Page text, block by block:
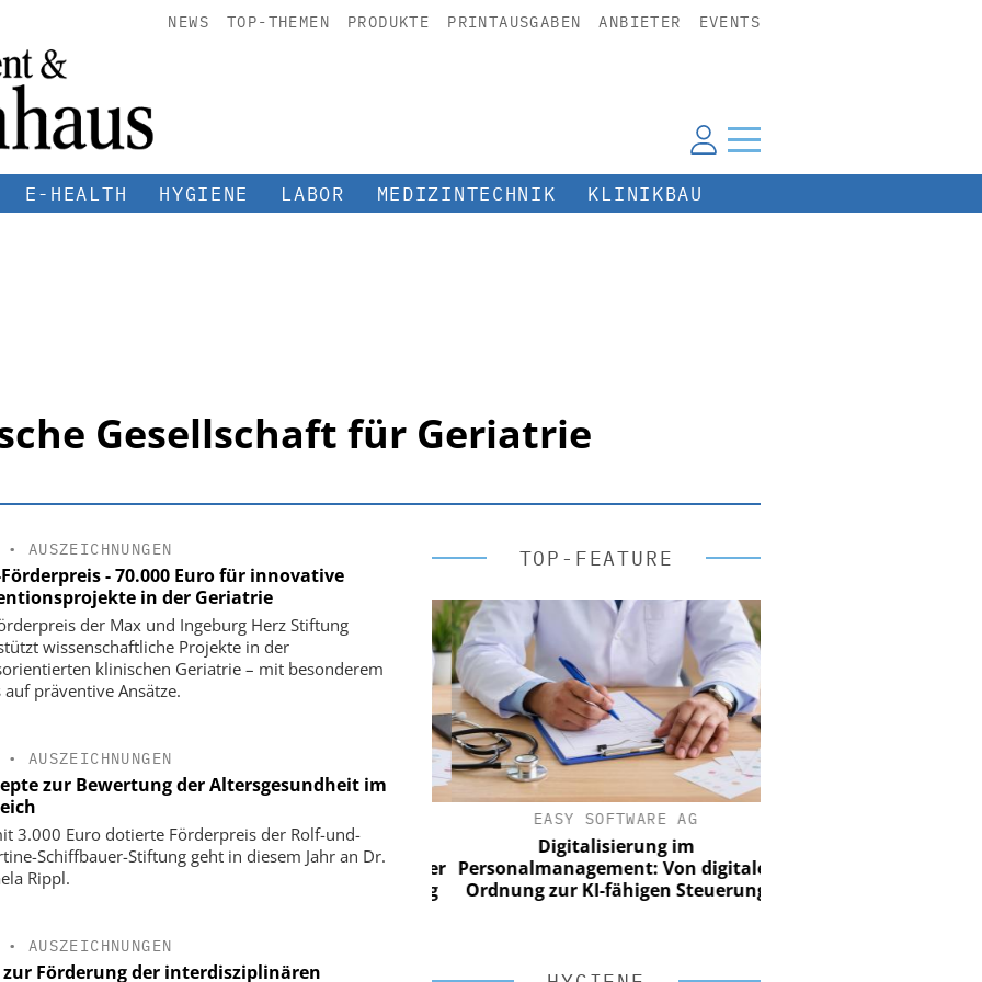
NEWS TOP-THEMEN PRODUKTE PRINTAUSGABEN ANBIETER EVENTS
E-HEALTH HYGIENE LABOR MEDIZINTECHNIK KLINIKBAU
Gesellschaft für Geriatrie
• AUSZEICHNUNGEN
- 70.000 Euro für innovative
in der Geriatrie
der Max und Ingeburg Herz Stiftung
wissenschaftliche Projekte in der
klinischen Geriatrie – mit besonderem
auf präventive Ansätze.
• AUSZEICHNUNGEN
zur Bewertung der Altersgesundheit im
3.000 Euro dotierte Förderpreis der Rolf-und-
Schiffbauer-Stiftung geht in diesem Jahr an Dr.
Rippl.
• AUSZEICHNUNGEN
zur Förderung der interdisziplinären
TOP-FEATURE
digitaler
Digitalisierung im
Personalmanagement: Von digitaler
EASY SOFTWARE AG
Digitalisierung im
Personalmanagement: Von digitaler
Ordnung zur KI-fähigen Steuerung